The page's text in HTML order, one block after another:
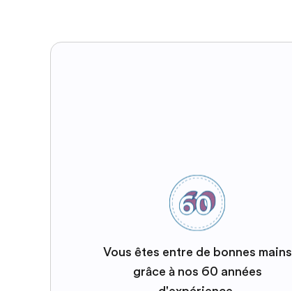
Vous êtes entre de bonnes mains
grâce à nos 60 années